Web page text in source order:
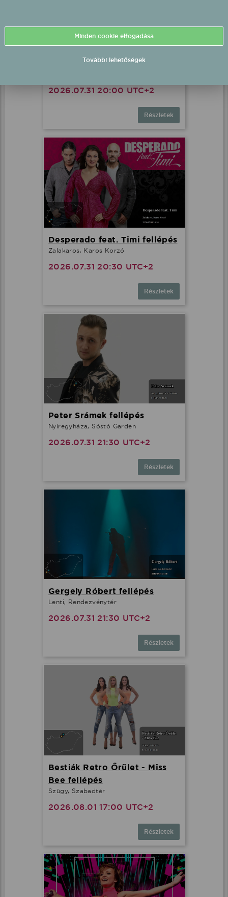
DÍVÁK Produkció fellépés
2026.07.31 20:00 UTC+2
Részletek
Desperado feat. Timi fellépés
Zalakaros, Karos Korzó
2026.07.31 20:30 UTC+2
Részletek
Peter Srámek fellépés
Nyíregyháza, Sóstó Garden
2026.07.31 21:30 UTC+2
Részletek
Gergely Róbert fellépés
Lenti, Rendezvénytér
2026.07.31 21:30 UTC+2
Részletek
Bestiák Retro Őrület - Miss
Bee fellépés
Szügy, Szabadtér
2026.08.01 17:00 UTC+2
Részletek
Minden cookie elfogadása
További lehetőségek